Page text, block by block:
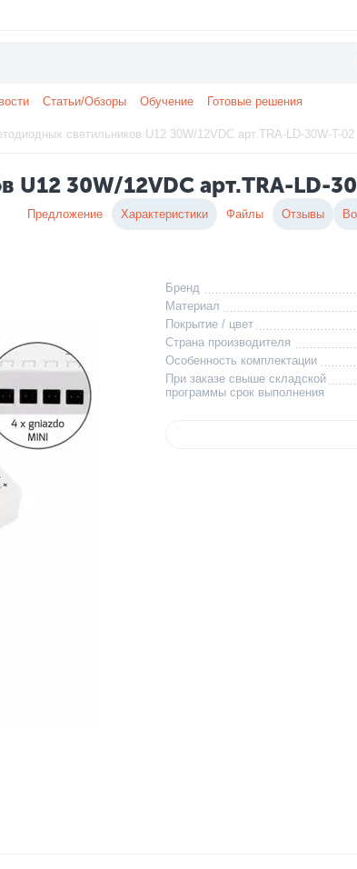
Статьи/Обзоры Обучение Готовые решения
светильников U12 30W/12VDC арт.TRA-LD-30W-T-02
U12 30W/12VDC арт.TRA-LD-
Предложение Характеристики Файлы Отзывы
Бренд
Материал
Покрытие / цвет
Страна производителя
Особенность комплектации
При заказе свыше складской
программы срок выполнения